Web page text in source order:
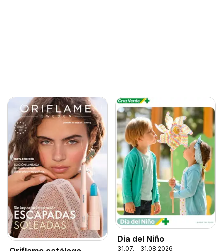
Dia del Niño
31.07. - 31.08.2026